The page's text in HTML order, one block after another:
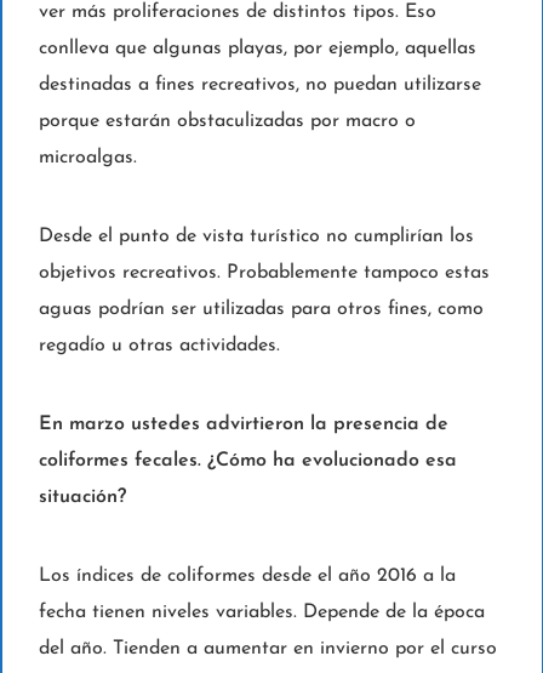
ver más proliferaciones de distintos tipos. Eso
conlleva que algunas playas, por ejemplo, aquellas
destinadas a fines recreativos, no puedan utilizarse
porque estarán obstaculizadas por macro o
microalgas.
Desde el punto de vista turístico no cumplirían los
objetivos recreativos. Probablemente tampoco estas
aguas podrían ser utilizadas para otros fines, como
regadío u otras actividades.
En marzo ustedes advirtieron la presencia de
coliformes fecales. ¿Cómo ha evolucionado esa
situación?
Los índices de coliformes desde el año 2016 a la
fecha tienen niveles variables. Depende de la época
del año. Tienden a aumentar en invierno por el curso